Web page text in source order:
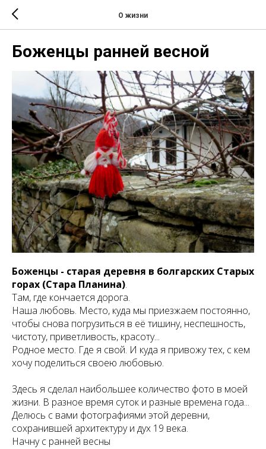
О жизни
Боженцы ранней весной
Боженцы - старая деревня в болгарских Старых
горах (Стара Планина).
Там, где кончается дорога.
Наша любовь. Место, куда мы приезжаем постоянно,
чтобы снова погрузиться в её тишину, неспешность,
чистоту, приветливость, красоту...
Родное место. Где я свой. И куда я привожу тех, с кем
хочу поделиться своею любовью.
Здесь я сделал наибольшее количество фото в моей
жизни. В разное время суток и разные времена года...
Делюсь с вами фотографиями этой деревни,
сохранившей архитектуру и дух 19 века.
Начну с ранней весны